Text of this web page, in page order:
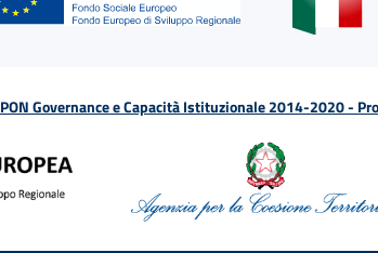
PON Governance e Capacità Istituzionale 2014-2020 -